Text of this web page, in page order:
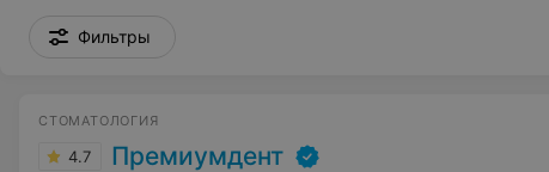
Фильтры
СТОМАТОЛОГИЯ
4.7 Премиумдент